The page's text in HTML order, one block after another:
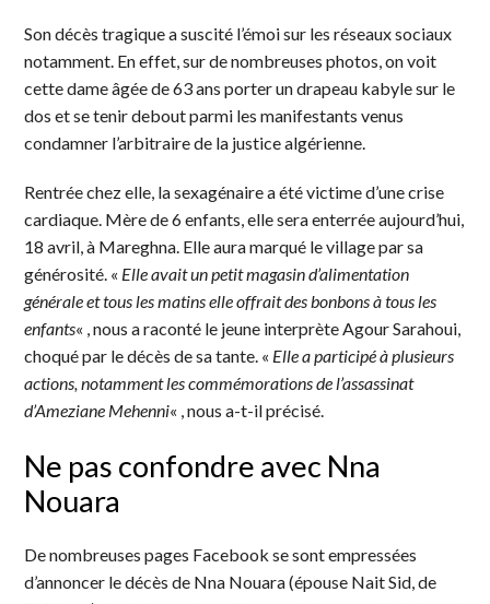
Son décès tragique a suscité l’émoi sur les réseaux sociaux
notamment. En effet, sur de nombreuses photos, on voit
cette dame âgée de 63 ans porter un drapeau kabyle sur le
dos et se tenir debout parmi les manifestants venus
condamner l’arbitraire de la justice algérienne.
Rentrée chez elle, la sexagénaire a été victime d’une crise
cardiaque. Mère de 6 enfants, elle sera enterrée aujourd’hui,
18 avril, à Mareghna. Elle aura marqué le village par sa
générosité. « Elle avait un petit magasin d’alimentation
générale et tous les matins elle offrait des bonbons à tous les
enfants« , nous a raconté le jeune interprète Agour Sarahoui,
choqué par le décès de sa tante. « Elle a participé à plusieurs
actions, notamment les commémorations de l’assassinat
d’Ameziane Mehenni« , nous a-t-il précisé.
Ne pas confondre avec Nna
Nouara
De nombreuses pages Facebook se sont empressées
d’annoncer le décès de Nna Nouara (épouse Nait Sid, de